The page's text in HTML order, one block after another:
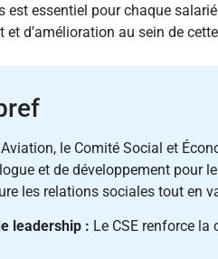
est essentiel pour chaque
d’amélioration au sein de
le Comité Social et
et de développement pour
les relations sociales tout en
leadership : Le CSE renforce la